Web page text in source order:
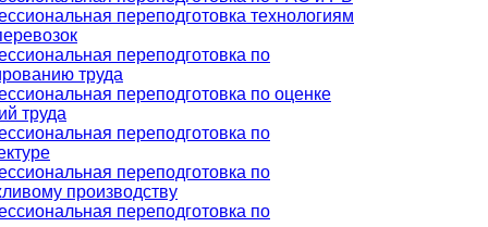
переподготовка технологиям
переподготовка по
труда
переподготовка по оценке
труда
переподготовка по
переподготовка по
производству
переподготовка по